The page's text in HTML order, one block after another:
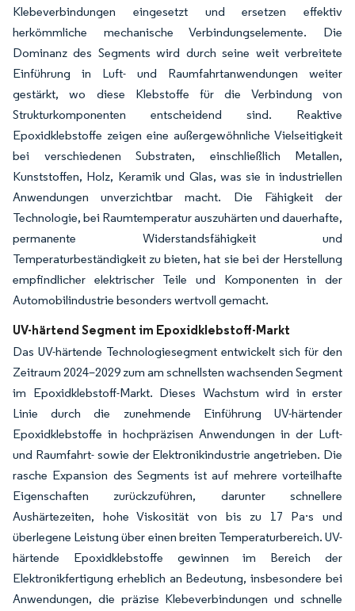
Klebeverbindungen eingesetzt und ersetzen effektiv
herkömmliche mechanische Verbindungselemente. Die
Dominanz des Segments wird durch seine weit verbreitete
Einführung in Luft- und Raumfahrtanwendungen weiter
gestärkt, wo diese Klebstoffe für die Verbindung von
Strukturkomponenten entscheidend sind. Reaktive
Epoxidklebstoffe zeigen eine außergewöhnliche Vielseitigkeit
bei verschiedenen Substraten, einschließlich Metallen,
Kunststoffen, Holz, Keramik und Glas, was sie in industriellen
Anwendungen unverzichtbar macht. Die Fähigkeit der
Technologie, bei Raumtemperatur auszuhärten und dauerhafte,
permanente Widerstandsfähigkeit und
Temperaturbeständigkeit zu bieten, hat sie bei der Herstellung
empfindlicher elektrischer Teile und Komponenten in der
Automobilindustrie besonders wertvoll gemacht.
UV-härtend Segment im Epoxidklebstoff-Markt
Das UV-härtende Technologiesegment entwickelt sich für den
Zeitraum 2024–2029 zum am schnellsten wachsenden Segment
im Epoxidklebstoff-Markt. Dieses Wachstum wird in erster
Linie durch die zunehmende Einführung UV-härtender
Epoxidklebstoffe in hochpräzisen Anwendungen in der Luft-
und Raumfahrt- sowie der Elektronikindustrie angetrieben. Die
rasche Expansion des Segments ist auf mehrere vorteilhafte
Eigenschaften zurückzuführen, darunter schnellere
Aushärtezeiten, hohe Viskosität von bis zu 17 Pa·s und
überlegene Leistung über einen breiten Temperaturbereich. UV-
härtende Epoxidklebstoffe gewinnen im Bereich der
Elektronikfertigung erheblich an Bedeutung, insbesondere bei
Anwendungen, die präzise Klebeverbindungen und schnelle